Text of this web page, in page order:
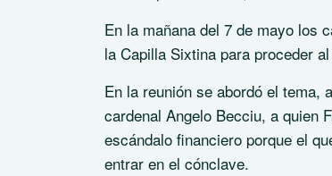
En la mañana del 7 de mayo los
la Capilla Sixtina para proceder
En la reunión se abordó el tema,
cardenal Angelo Becciu, a quien
escándalo financiero porque el
entrar en el cónclave.